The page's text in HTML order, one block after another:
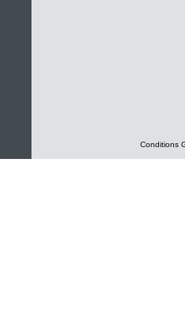
Conditions